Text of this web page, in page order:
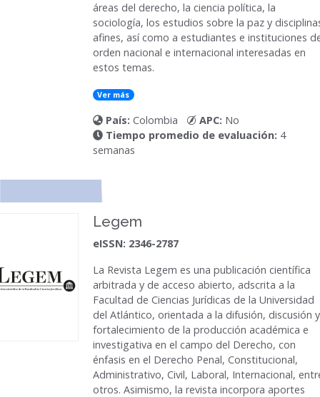
áreas del derecho, la ciencia política, la
sociología, los estudios sobre la paz y
afines, así como a estudiantes e instituciones
orden nacional e internacional interesadas en
estos temas.
Ver más
País: Colombia APC: No
Tiempo promedio de evaluación: 4
semanas
Legem
eISSN: 2346-2787
La Revista Legem es una publicación científica
arbitrada y de acceso abierto, adscrita a la
Facultad de Ciencias Jurídicas de la Universidad
del Atlántico, orientada a la difusión, discusión y
fortalecimiento de la producción académica e
investigativa en el campo del Derecho, con
énfasis en el Derecho Penal, Constitucional,
Administrativo, Civil, Laboral, Internacional,
otros. Asimismo, la revista incorpora aportes